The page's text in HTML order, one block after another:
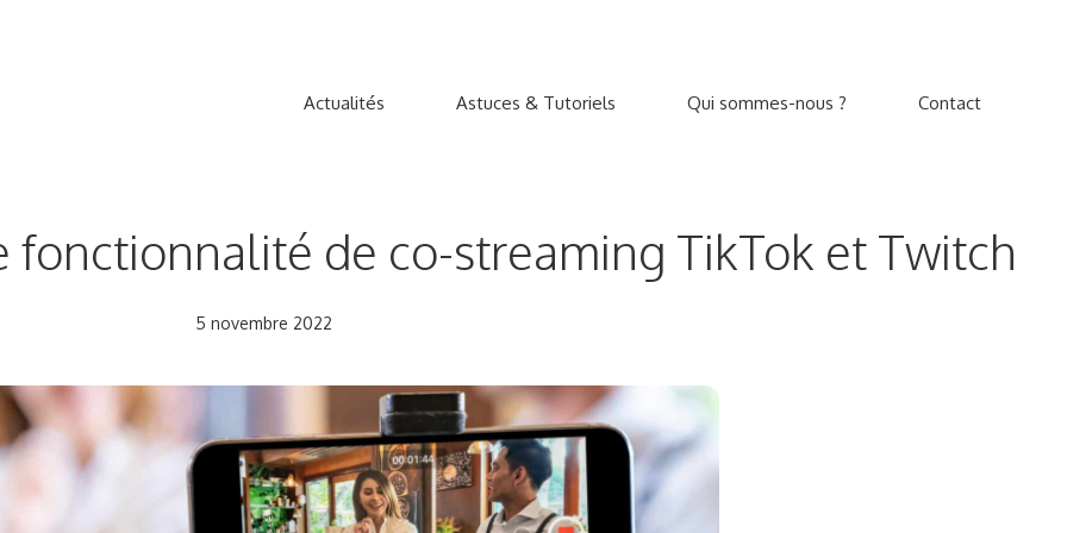
Actualités Astuces & Tutoriels Qui sommes-nous ? Contact
fonctionnalité de co-streaming TikTok et Twitch
5 novembre 2022